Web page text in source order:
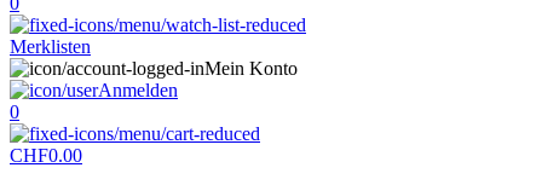
Merklisten
Mein Konto
Anmelden
0
CHF0.00